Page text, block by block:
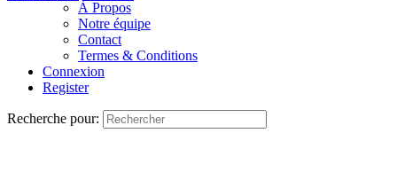
À Propos
Notre équipe
Contact
Termes & Conditions
Connexion
Register
Recherche pour: